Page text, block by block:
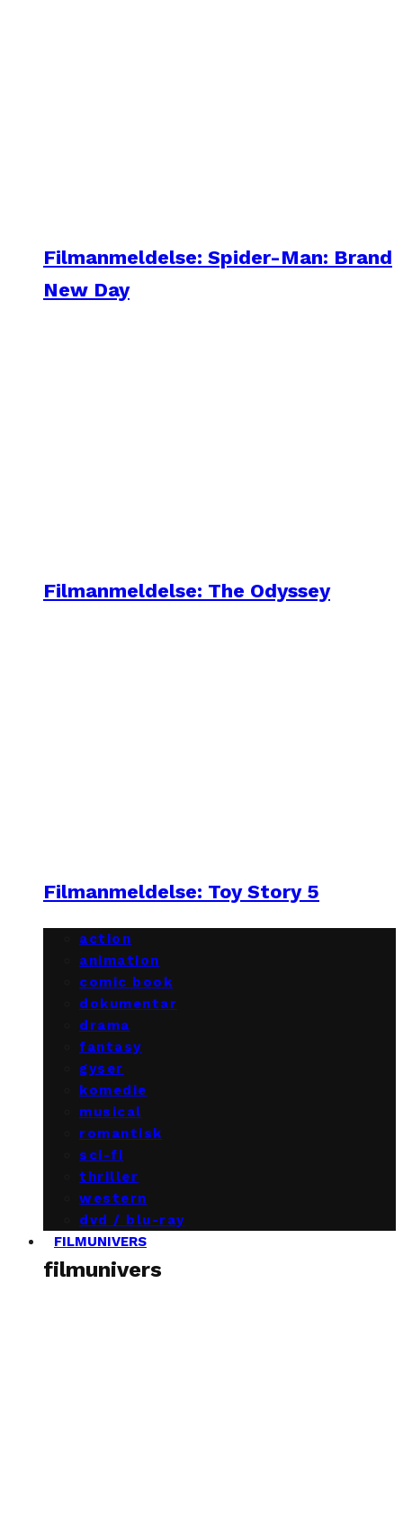
Filmanmeldelse: Spider-Man: Brand
New Day
Filmanmeldelse: The Odyssey
Filmanmeldelse: Toy Story 5
action
animation
comic book
dokumentar
drama
fantasy
gyser
komedie
musical
romantisk
sci-fi
thriller
western
dvd / blu-ray
FILMUNIVERS
filmunivers